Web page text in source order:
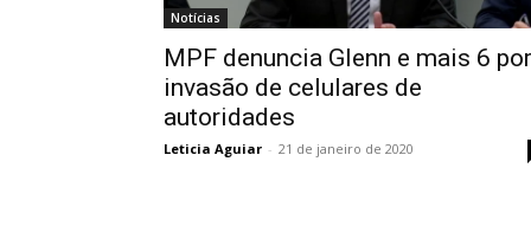
Notícias
MPF denuncia Glenn e mais 6 por
invasão de celulares de
autoridades
Leticia Aguiar - 21 de janeiro de 2020